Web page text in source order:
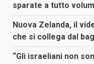
sparate a tutto
Nuova Zelanda, il
che si collega dal
“Gli israeliani non